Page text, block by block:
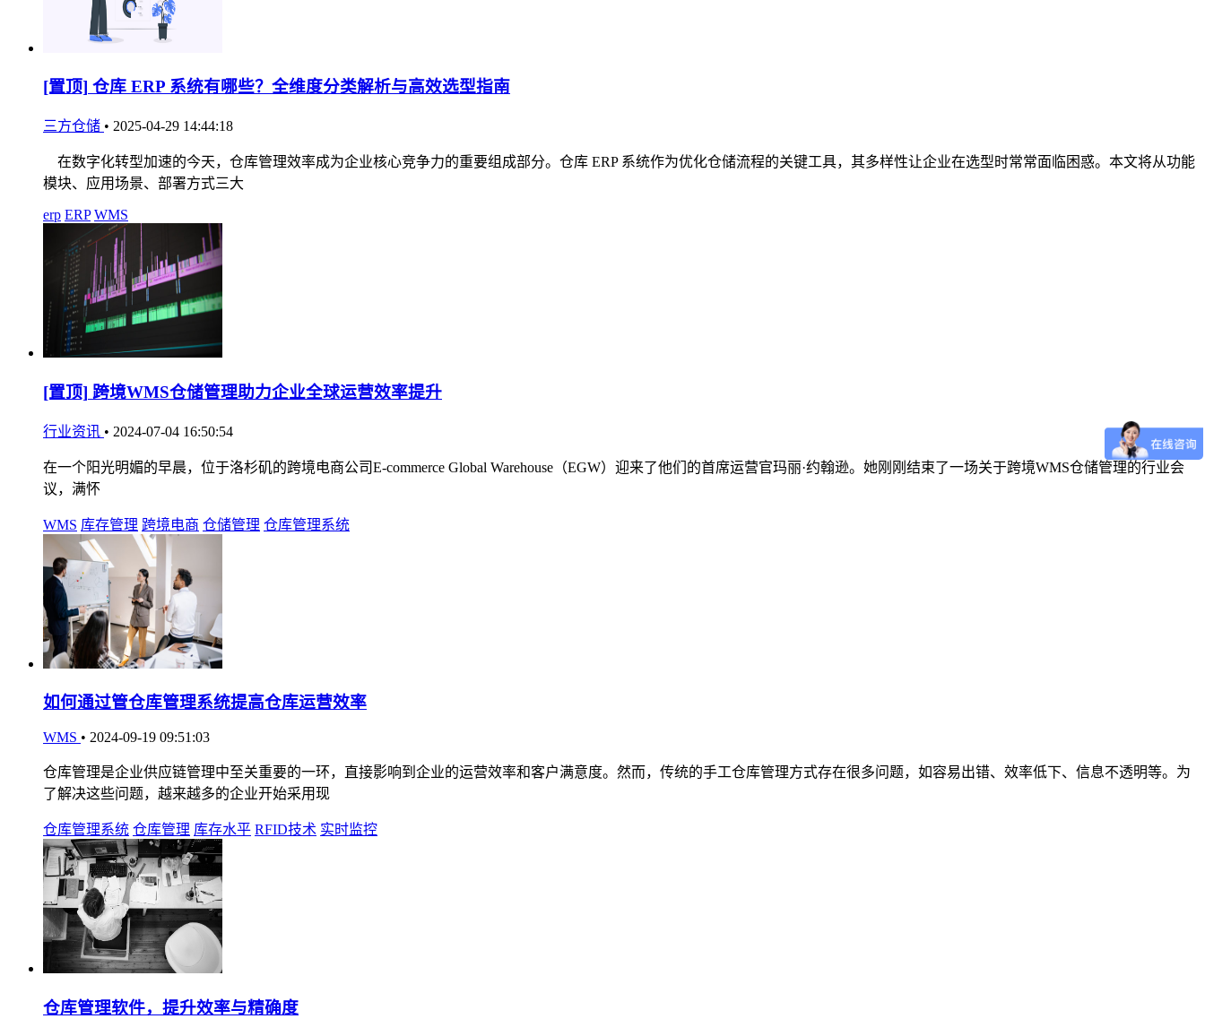
[置顶] 仓库 ERP 系统有哪些？全维度分类解析与高效选型指南
三方仓储 • 2025-04-29 14:44:18
在数字化转型加速的今天，仓库管理效率成为企业核心竞争力的重要组成部分。仓库 ERP 系统作为优化仓储流程的关键工具，其多样性让企业在选型时常常面临困惑。本文将从功能
模块、应用场景、部署方式三大
erp ERP WMS
[置顶] 跨境WMS仓储管理助力企业全球运营效率提升
行业资讯 • 2024-07-04 16:50:54
在一个阳光明媚的早晨，位于洛杉矶的跨境电商公司E-commerce Global Warehouse（EGW）迎来了他们的首席运营官玛丽·约翰逊。她刚刚结束了一场关于跨境WMS仓储管理的行业会
议，满怀
WMS 库存管理 跨境电商 仓储管理 仓库管理系统
如何通过管仓库管理系统提高仓库运营效率
WMS • 2024-09-19 09:51:03
仓库管理是企业供应链管理中至关重要的一环，直接影响到企业的运营效率和客户满意度。然而，传统的手工仓库管理方式存在很多问题，如容易出错、效率低下、信息不透明等。为
了解决这些问题，越来越多的企业开始采用现
仓库管理系统 仓库管理 库存水平 RFID技术 实时监控
仓库管理软件，提升效率与精确度